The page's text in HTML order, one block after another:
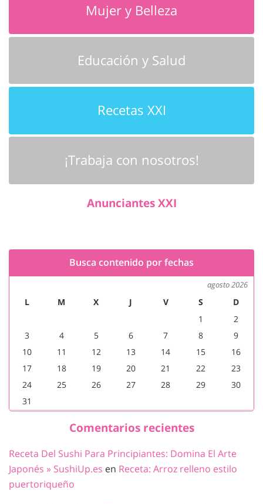
Mujer y Belleza
Educación y Salud
Recetas XXI
¡Trabaja con nosotros!
Anunciantes XXI
Busca contenido por fechas
agosto 2026
L M X J V S
D
1
2
3
4 5 6 7 8
9
10
11 12 13 14 15
16
17
18 19 20 21 22
23
24
25 26 27 28 29
30
31
Comentarios recientes
Receta Del Sushi Para Principiantes: Domina El Arte
Japonés » SushiUp.es en Receta: Arroz relleno estilo
puertoriqueño